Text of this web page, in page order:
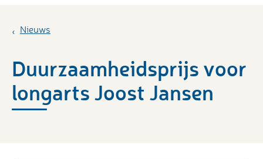
Nieuws
Duurzaamheidsprijs voor
longarts Joost Jansen